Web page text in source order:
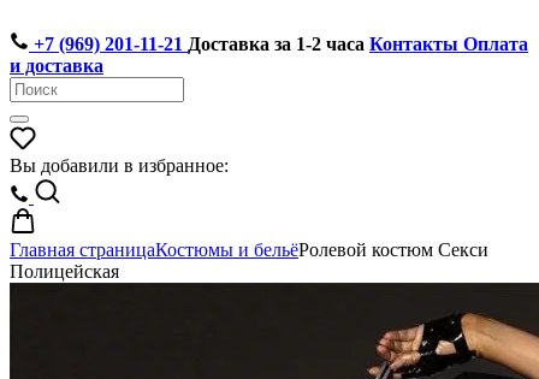
+7 (969) 201-11-21 Доставка за 1-2 часа Контакты Оплата
и доставка
Вы добавили в избранное:
Главная страницаКостюмы и бельёРолевой костюм Секси
Полицейская